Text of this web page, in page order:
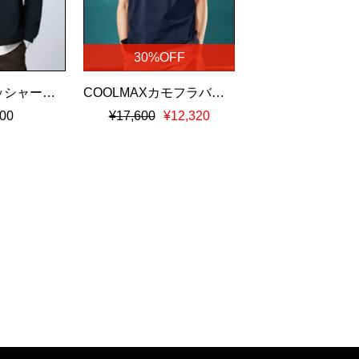
ナチュラルワッシャーツイル トラッカージャケット
30%OFF
COOLMAXカモフラバニー鹿の子ポロシャツ
¥17,600
¥12,320